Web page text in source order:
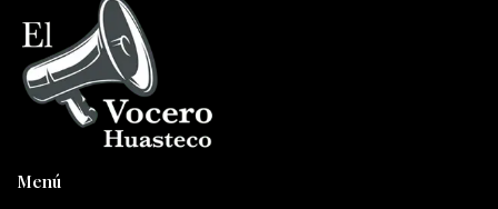
Menú